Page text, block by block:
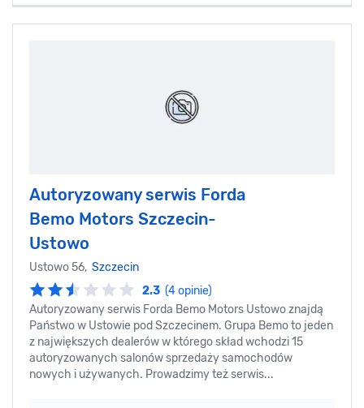
Autoryzowany serwis Forda
Bemo Motors Szczecin-
Ustowo
Ustowo 56, Szczecin
2.3 (4 opinie)
Autoryzowany serwis Forda Bemo Motors Ustowo znajdą
Państwo w Ustowie pod Szczecinem. Grupa Bemo to jeden
z największych dealerów w którego skład wchodzi 15
autoryzowanych salonów sprzedaży samochodów
nowych i używanych. Prowadzimy też serwis...